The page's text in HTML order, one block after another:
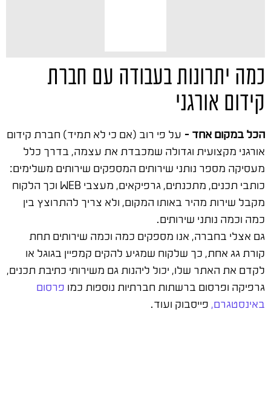
כמה יתרונות בעבודה עם חברת
קידום אורגני
הכל במקום אחד – על פי רוב (אם כי לא תמיד) חברת קידום
אורגני מקצועית וגדולה שמכבדת את עצמה, בדרך כלל
מעסיקה מספר נותני שירותים המספקים שירותים משלימים:
כותבי תכנים, מתכנתים, גרפיקאים, מעצבי WEB וכך הלקוח
מקבל שירות מהיר באותו המקום, ולא צריך להתרוצץ בין
כמה וכמה נותני שירותים.
גם אצלי בחברה, אנו מספקים כמה וכמה שירותים תחת
קורת גג אחת, כך שלקוח שמגיע להקים קמפיין בגוגל או
לקדם את האתר שלו, יכול ליהנות גם משירותי כתיבת תכנים,
גרפיקה ופרסום ברשתות חברתיות נוספות כמו פרסום
באינסטגרם, פייסבוק ועוד.